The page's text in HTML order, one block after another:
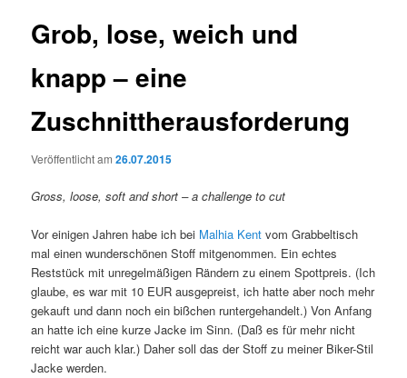
Grob, lose, weich und
knapp – eine
Zuschnittherausforderung
Veröffentlicht am26.07.2015
Gross, loose, soft and short – a challenge to cut
Vor einigen Jahren habe ich bei Malhia Kent vom Grabbeltisch
mal einen wunderschönen Stoff mitgenommen. Ein echtes
Reststück mit unregelmäßigen Rändern zu einem Spottpreis. (Ich
glaube, es war mit 10 EUR ausgepreist, ich hatte aber noch mehr
gekauft und dann noch ein bißchen runtergehandelt.) Von Anfang
an hatte ich eine kurze Jacke im Sinn. (Daß es für mehr nicht
reicht war auch klar.) Daher soll das der Stoff zu meiner Biker-Stil
Jacke werden.